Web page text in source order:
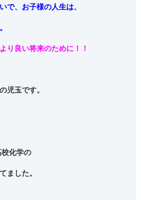
で、お子様の人生は、
り良い将来のために！！
児玉です。
校化学の
ました。